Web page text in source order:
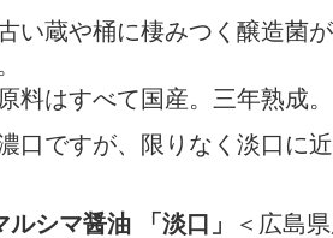
や桶に棲みつく醸造菌が
すべて国産。三年熟成。
すが、限りなく淡口に近
ルシマ醤油 「淡口」
＜広島